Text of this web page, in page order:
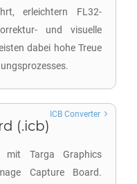
erleichtern FL32-
und visuelle
dabei hohe Treue
(.icb)
mit Targa Graphics
Capture Board.
ICB Converter